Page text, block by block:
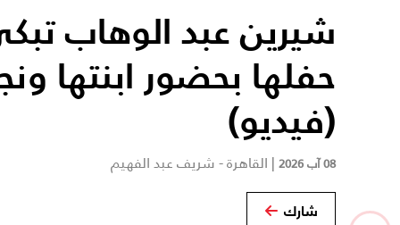
شيرين عبد الوهاب
حفلها بحضور ابنتها
(فيديو)
08 آب 2026 | القاهرة - شريف عبد الفهيم
شارك